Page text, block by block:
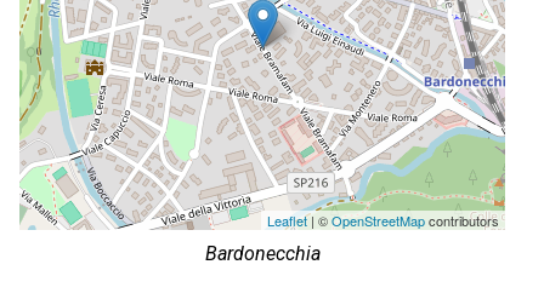
Leaflet| ©OpenStreetMapcontributors
Bardonecchia